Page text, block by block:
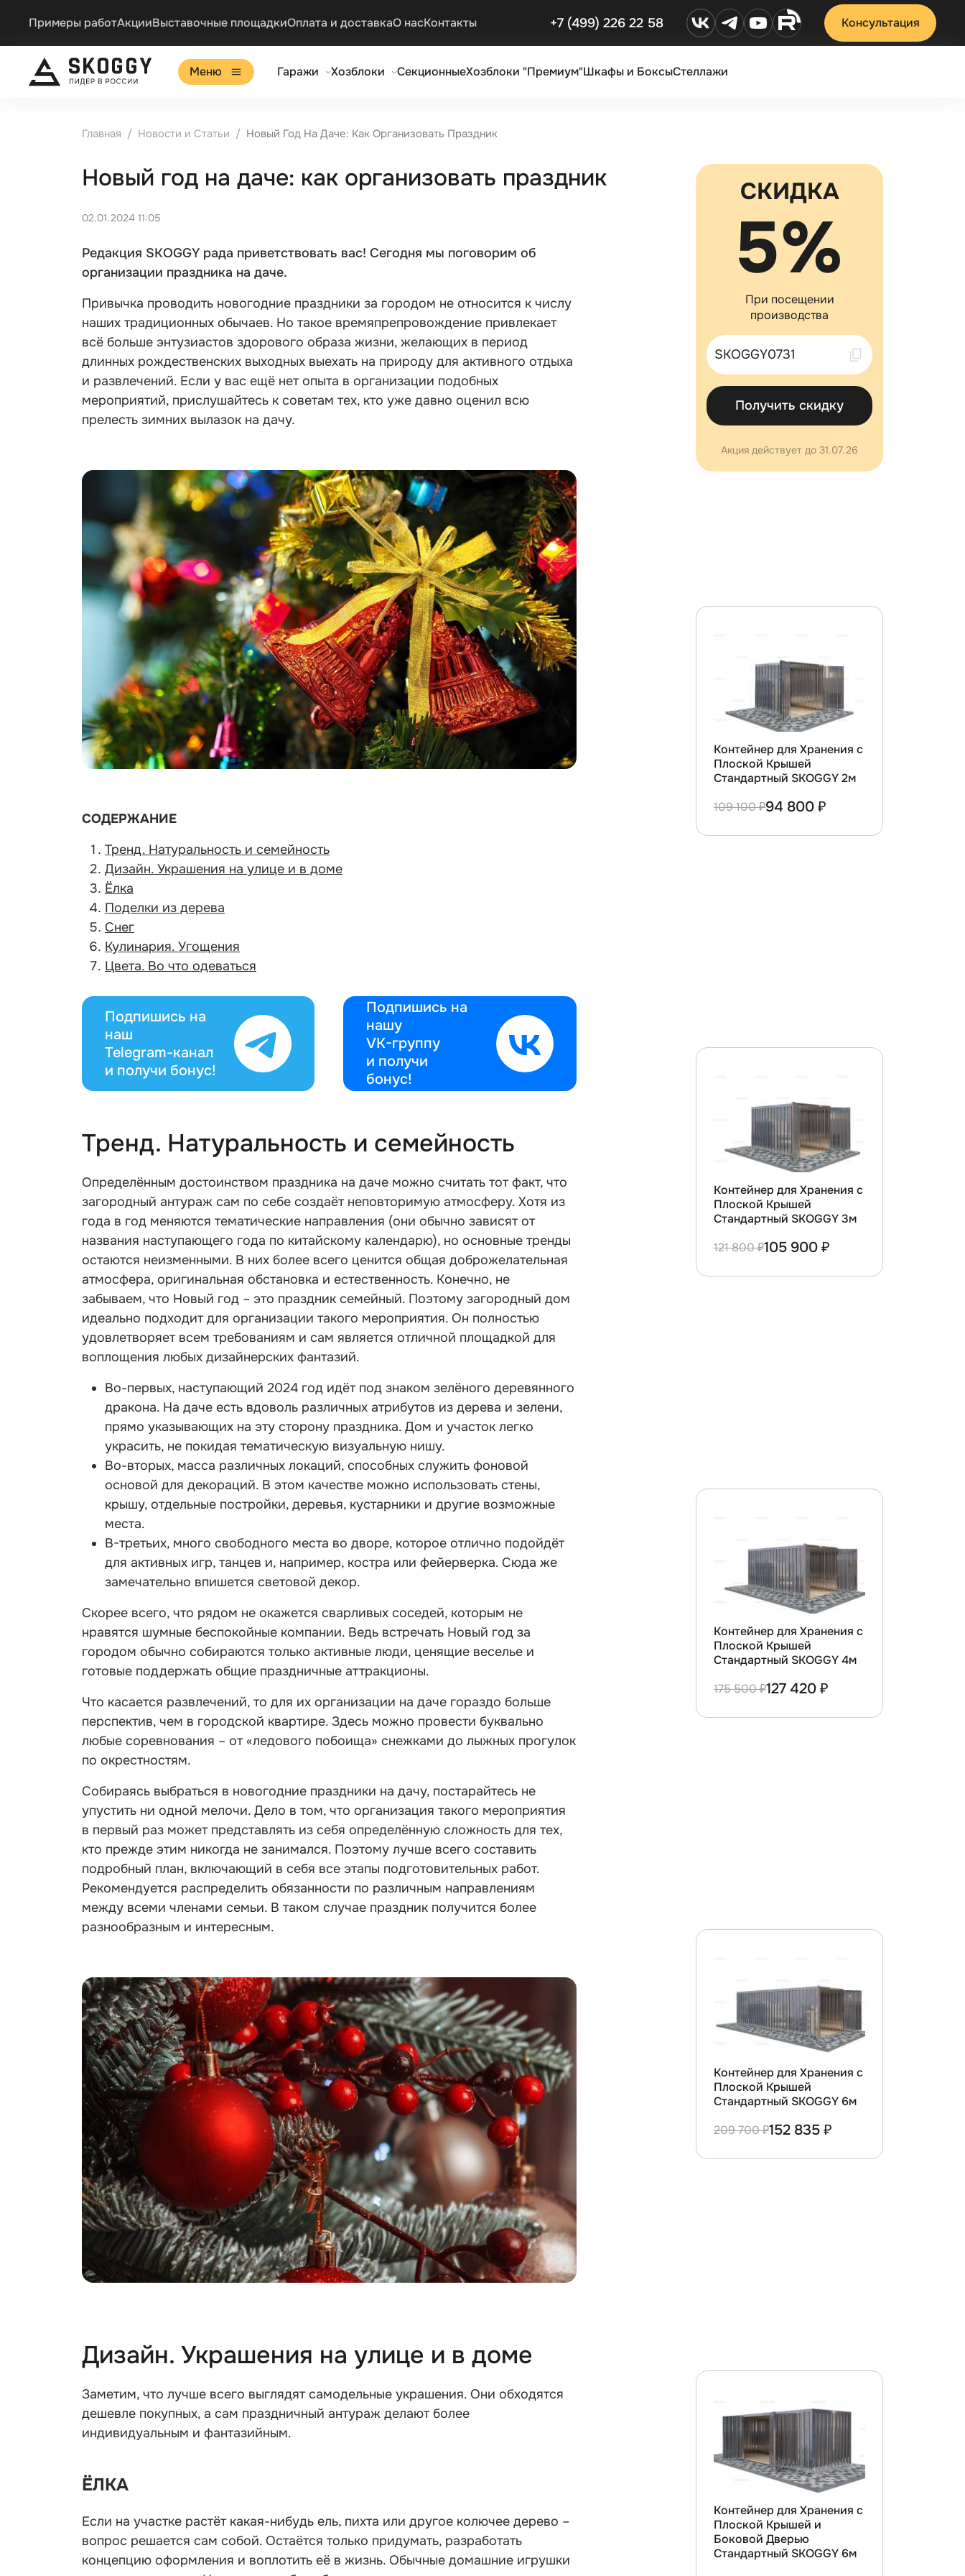
Примеры работАкцииВыставочные площадкиОплата и доставкаО насКонтакты +7 (499) 226 22 58 Консультация
Меню Гаражи Хозблоки СекционныеХозблоки "Премиум"Шкафы и БоксыСтеллажи
Главная Новости и Статьи Новый Год На Даче: Как Организовать Праздник
Новый год на даче: как организовать праздник
02.01.2024 11:05
Редакция SKOGGY рада приветствовать вас! Сегодня мы поговорим об
организации праздника на даче.
Привычка проводить новогодние праздники за городом не относится к числу
наших традиционных обычаев. Но такое времяпрепровождение привлекает
всё больше энтузиастов здорового образа жизни, желающих в период
длинных рождественских выходных выехать на природу для активного отдыха
и развлечений. Если у вас ещё нет опыта в организации подобных
мероприятий, прислушайтесь к советам тех, кто уже давно оценил всю
прелесть зимних вылазок на дачу.
СОДЕРЖАНИЕ
Тренд. Натуральность и семейность
Дизайн. Украшения на улице и в доме
Ёлка
Поделки из дерева
Снег
Кулинария. Угощения
Цвета. Во что одеваться
Подпишись на
наш
Telegram-канал
и получи бонус!
Подпишись на
нашу
VK-группу
и получи
бонус!
Тренд. Натуральность и семейность
Определённым достоинством праздника на даче можно считать тот факт, что
загородный антураж сам по себе создаёт неповторимую атмосферу. Хотя из
года в год меняются тематические направления (они обычно зависят от
названия наступающего года по китайскому календарю), но основные тренды
остаются неизменными. В них более всего ценится общая доброжелательная
атмосфера, оригинальная обстановка и естественность. Конечно, не
забываем, что Новый год – это праздник семейный. Поэтому загородный дом
идеально подходит для организации такого мероприятия. Он полностью
удовлетворяет всем требованиям и сам является отличной площадкой для
воплощения любых дизайнерских фантазий.
Во-первых, наступающий 2024 год идёт под знаком зелёного деревянного
дракона. На даче есть вдоволь различных атрибутов из дерева и зелени,
прямо указывающих на эту сторону праздника. Дом и участок легко
украсить, не покидая тематическую визуальную нишу.
Во-вторых, масса различных локаций, способных служить фоновой
основой для декораций. В этом качестве можно использовать стены,
крышу, отдельные постройки, деревья, кустарники и другие возможные
места.
В-третьих, много свободного места во дворе, которое отлично подойдёт
для активных игр, танцев и, например, костра или фейерверка. Сюда же
замечательно впишется световой декор.
Скорее всего, что рядом не окажется сварливых соседей, которым не
нравятся шумные беспокойные компании. Ведь встречать Новый год за
городом обычно собираются только активные люди, ценящие веселье и
готовые поддержать общие праздничные аттракционы.
Что касается развлечений, то для их организации на даче гораздо больше
перспектив, чем в городской квартире. Здесь можно провести буквально
любые соревнования – от «ледового побоища» снежками до лыжных прогулок
по окрестностям.
Собираясь выбраться в новогодние праздники на дачу, постарайтесь не
упустить ни одной мелочи. Дело в том, что организация такого мероприятия
в первый раз может представлять из себя определённую сложность для тех,
кто прежде этим никогда не занимался. Поэтому лучше всего составить
подробный план, включающий в себя все этапы подготовительных работ.
Рекомендуется распределить обязанности по различным направлениям
между всеми членами семьи. В таком случае праздник получится более
разнообразным и интересным.
Дизайн. Украшения на улице и в доме
Заметим, что лучше всего выглядят самодельные украшения. Они обходятся
дешевле покупных, а сам праздничный антураж делают более
индивидуальным и фантазийным.
ЁЛКА
Если на участке растёт какая-нибудь ель, пихта или другое колючее дерево –
вопрос решается сам собой. Остаётся только придумать, разработать
концепцию оформления и воплотить её в жизнь. Обычные домашние игрушки
СКИДКА
5%
При посещении
производства
Скопировано !
Получить скидку
Акция действует до 31.07.26
Контейнер для Хранения с
Плоской Крышей
Стандартный SKOGGY 2м
109 100 ₽94 800 ₽
Контейнер для Хранения с
Плоской Крышей
Стандартный SKOGGY 3м
121 800 ₽105 900 ₽
Контейнер для Хранения с
Плоской Крышей
Стандартный SKOGGY 4м
175 500 ₽127 420 ₽
Контейнер для Хранения с
Плоской Крышей
Стандартный SKOGGY 6м
209 700 ₽152 835 ₽
Контейнер для Хранения с
Плоской Крышей и
Боковой Дверью
Стандартный SKOGGY 6м